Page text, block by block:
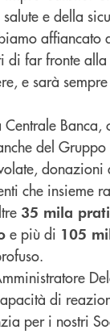
e della
di far fronte
e sarà
Banca,
del
donazioni
che insieme
35 mila
e più di 105
di
per i nostri